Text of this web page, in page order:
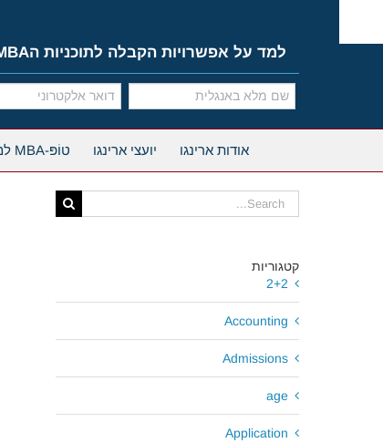
content
למד על אפשרויות הקבלה לתוכניות הMBA המובילות
אודות ארינגו יועצי ארינגו טוֹפּ-MBA למתחילים
Search
for:
קטגוריות
2+2
Accounting
Admissions
age
Application